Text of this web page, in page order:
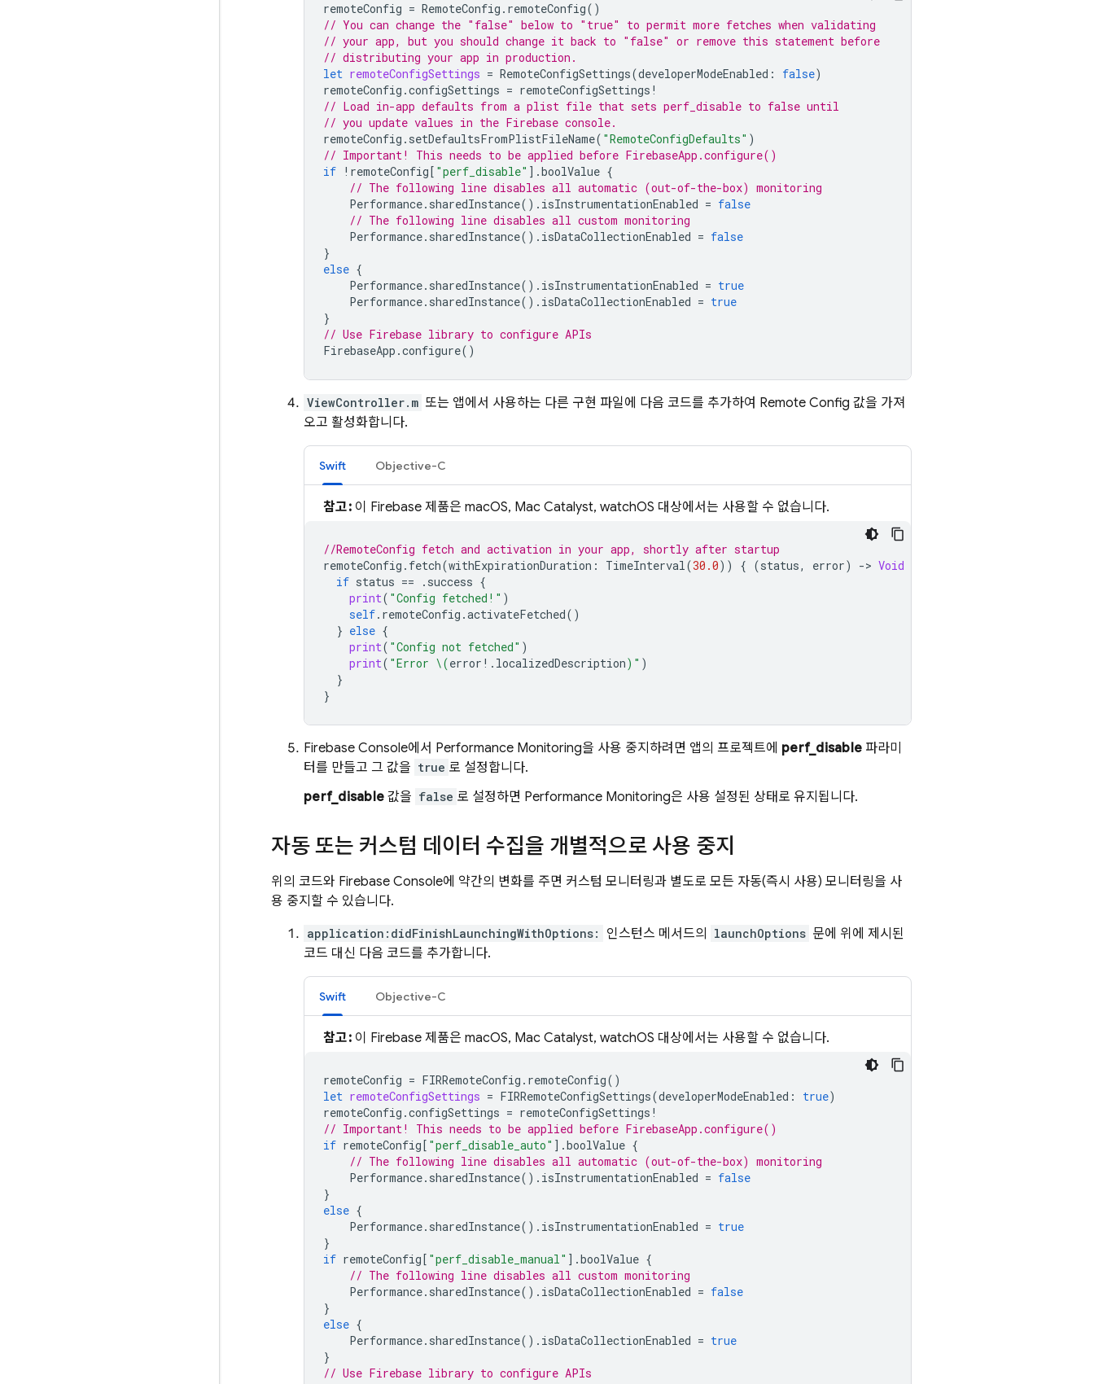
remoteConfig = RemoteConfig . remoteConfig()
// You can change the "false" below to "true" to permit more fetches when validating
// your app, but you should change it back to "false" or remove this statement before
// distributing your app in production.
let remoteConfigSettings = RemoteConfigSettings(developerModeEnabled : false)
remoteConfig .configSettings = remoteConfigSettings !
// Load in-app defaults from a plist file that sets perf_disable to false until
// you update values in the Firebase console.
remoteConfig . setDefaultsFromPlistFileName( "RemoteConfigDefaults" )
// Important! This needs to be applied before FirebaseApp.configure()
if ! remoteConfig[ "perf_disable" ].boolValue {
// The following line disables all automatic (out-of-the-box) monitoring
Performance. sharedInstance(). isInstrumentationEnabled = false
// The following line disables all custom monitoring
Performance. sharedInstance(). isDataCollectionEnabled = false
}
else {
Performance. sharedInstance(). isInstrumentationEnabled = true
Performance. sharedInstance(). isDataCollectionEnabled = true
}
// Use Firebase library to configure APIs
FirebaseApp .configure()
ViewController.m 또는 앱에서 사용하는 다른 구현 파일에 다음 코드를 추가하여 Remote Config 값을 가져
오고 활성화합니다.
Swift Objective-C
참고:이 Firebase 제품은 macOS, Mac Catalyst, watchOS 대상에서는 사용할 수 없습니다.
//RemoteConfig fetch and activation in your app, shortly after startup
remoteConfig . fetch(withExpirationDuration : TimeInterval(30.0)) { (status, error) -> Void
if status == . success {
print( "Config fetched!" )
self. remoteConfig .activateFetched()
} else {
print( "Config not fetched" )
print( "Error \(error !. localizedDescription) " )
}
}
Firebase Console에서 Performance Monitoring을 사용 중지하려면 앱의 프로젝트에 perf_disable 파라미
터를 만들고 그 값을 true 로 설정합니다.
perf_disable 값을 false 로 설정하면 Performance Monitoring은 사용 설정된 상태로 유지됩니다.
자동 또는 커스텀 데이터 수집을 개별적으로 사용 중지
위의 코드와 Firebase Console에 약간의 변화를 주면 커스텀 모니터링과 별도로 모든 자동(즉시 사용) 모니터링을 사
용 중지할 수 있습니다.
application:didFinishLaunchingWithOptions: 인스턴스 메서드의 launchOptions 문에 위에 제시된
코드 대신 다음 코드를 추가합니다.
Swift Objective-C
참고:이 Firebase 제품은 macOS, Mac Catalyst, watchOS 대상에서는 사용할 수 없습니다.
remoteConfig = FIRRemoteConfig . remoteConfig()
let remoteConfigSettings = FIRRemoteConfigSettings(developerModeEnabled : true)
remoteConfig .configSettings = remoteConfigSettings !
// Important! This needs to be applied before FirebaseApp.configure()
if remoteConfig[ "perf_disable_auto" ].boolValue {
// The following line disables all automatic (out-of-the-box) monitoring
Performance. sharedInstance(). isInstrumentationEnabled = false
}
else {
Performance. sharedInstance(). isInstrumentationEnabled = true
}
if remoteConfig[ "perf_disable_manual" ].boolValue {
// The following line disables all custom monitoring
Performance. sharedInstance(). isDataCollectionEnabled = false
}
else {
Performance. sharedInstance(). isDataCollectionEnabled = true
}
// Use Firebase library to configure APIs